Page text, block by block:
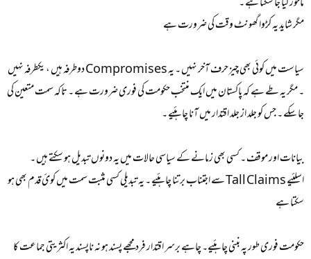
مگر شاید یہ کڑوا گھونٹ وقت کی ضرورت ہے
سیاست میں کوئی بھی چیز حرف آخر نہیں ۔ یہ Compromises دوطرفہ ہیں ، یکطرفہ نہیں
۔ مگر یہ طے ہے کہ پاکستان میں ایک منتخب حکومت کی فوری ضرورت ہے ۔ تاکہ سمت متعین کی
جا سکے ۔ جس کو جلد از جلد اقتدار میں آنا چاہئیے ۔
بیانات اور موقف ۔ کسی بھی زمانے کے سیاسی حالات میں یہ دونوں تبدیل ہو سکتے ہیں ۔
اسلئیے Tall Claims سے اجتناب برتنا چاہئیے ۔ یہ تبدیلی کسی مثبت سمت میں کوئ قدم بھی ہو
سکتا ہے
حکومت فوری طور پہ بننی چاہئیے۔ چاہے برسر اقتدار فرد مجھے پسند ہو نہ ناپسند یہ اکثریتی جماعت کا